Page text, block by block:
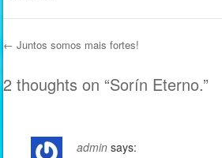
Post navigation
← Juntos somos mais fortes!
2 thoughts on “Sorín Eterno.”
admin says: